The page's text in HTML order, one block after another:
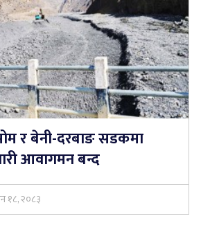
र बेनी-दरबाङ सडकमा
आवागमन बन्द
१८, २०८३